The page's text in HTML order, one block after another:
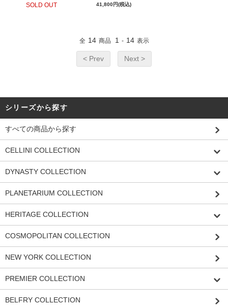
SOLD OUT 41,800円(税込)
全 14 商品 1 - 14 表示
< Prev Next >
シリーズから探す
すべての商品から探す
CELLINI COLLECTION
DYNASTY COLLECTION
PLANETARIUM COLLECTION
HERITAGE COLLECTION
COSMOPOLITAN COLLECTION
NEW YORK COLLECTION
PREMIER COLLECTION
BELFRY COLLECTION